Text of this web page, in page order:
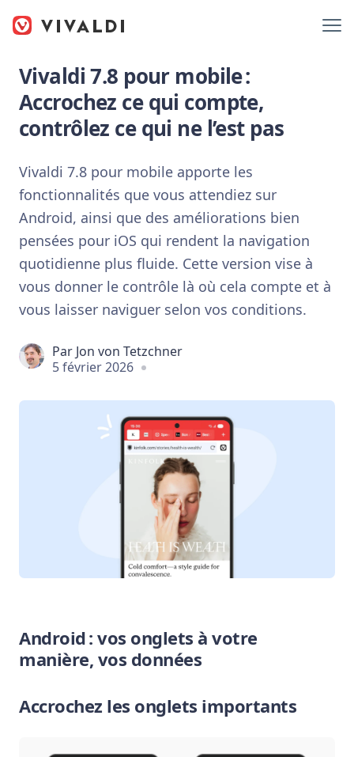
Vivaldi 7.8 pour mobile :
Accrochez ce qui compte,
contrôlez ce qui ne l’est pas
Vivaldi 7.8 pour mobile apporte les
fonctionnalités que vous attendiez sur
Android, ainsi que des améliorations bien
pensées pour iOS qui rendent la navigation
quotidienne plus fluide. Cette version vise à
vous donner le contrôle là où cela compte et à
vous laisser naviguer selon vos conditions.
Par Jon von Tetzchner
5 février 2026
Android : vos onglets à votre
manière, vos données
Accrochez les onglets importants